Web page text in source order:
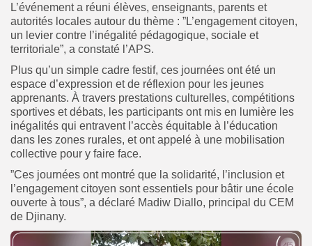
L’événement a réuni élèves, enseignants, parents et
autorités locales autour du thème : ”L’engagement citoyen,
un levier contre l’inégalité pédagogique, sociale et
territoriale”, a constaté l’APS.
Plus qu’un simple cadre festif, ces journées ont été un
espace d’expression et de réflexion pour les jeunes
apprenants. À travers prestations culturelles, compétitions
sportives et débats, les participants ont mis en lumière les
inégalités qui entravent l’accès équitable à l’éducation
dans les zones rurales, et ont appelé à une mobilisation
collective pour y faire face.
”Ces journées ont montré que la solidarité, l’inclusion et
l’engagement citoyen sont essentiels pour bâtir une école
ouverte à tous”, a déclaré Madiw Diallo, principal du CEM
de Djinany.